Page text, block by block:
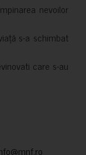
nevoilor
s-a schimbat
care s-au